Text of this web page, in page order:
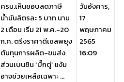
ครม.เห็นชอบลดภาษี
น้ำมันลิตรละ 5 บาท นาน
2 เดือน เริ่ม 21 พ.ค.-20
ก.ค. ตรึงราคาดีเซลพยุง
ต้นทุนการผลิต-ขนส่ง
ส่วนเบนซิน ‘บิ๊กตู่’ แง้ม
อาจช่วยเหลือเฉพาะ ...
วันอังคาร,
17
พฤษภาคม
2565
16:09